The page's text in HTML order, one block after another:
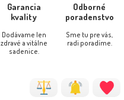
Garancia
kvality
Dodávame len
zdravé a vitálne
sadenice.
Odborné
poradenstvo
Sme tu pre vás,
radi poradíme.